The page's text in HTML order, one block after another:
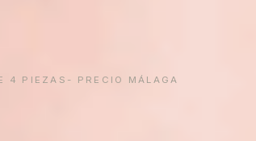
4 PIEZAS- PRECIO MÁLAGA